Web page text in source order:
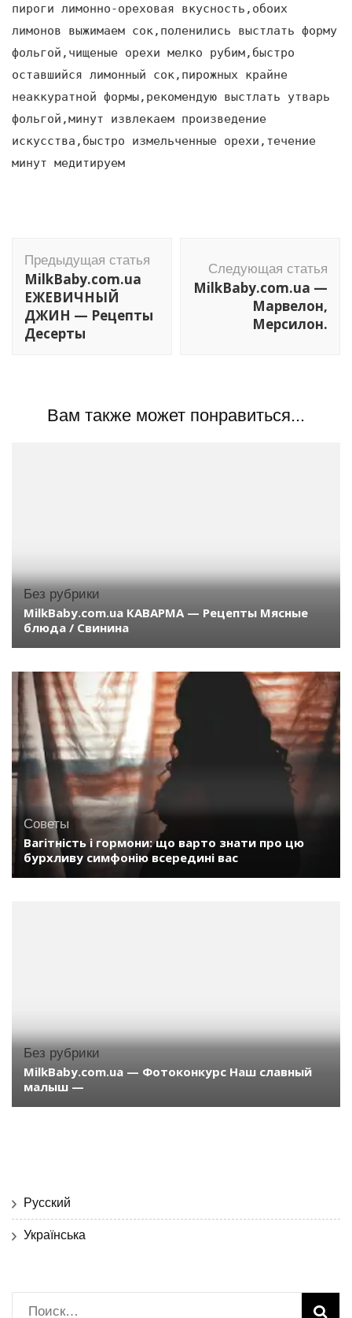
пироги лимонно-ореховая вкусность,обоих
лимонов выжимаем сок,поленились выстлать форму
фольгой,чищеные орехи мелко рубим,быстро
оставшийся лимонный сок,пирожных крайне
неаккуратной формы,рекомендую выстлать утварь
фольгой,минут извлекаем произведение
искусства,быстро измельченные орехи,течение
минут медитируем
по
записям
Предыдущая статья
MilkBaby.com.ua
ЕЖЕВИЧНЫЙ
ДЖИН — Рецепты
Десерты
Следующая статья
MilkBaby.com.ua —
Марвелон,
Мерсилон.
Вам также может понравиться...
Без рубрики
MilkBaby.com.ua КАВАРМА — Рецепты Мясные
блюда / Свинина
Советы
Вагітність і гормони: що варто знати про цю
бурхливу симфонію всередині вас
Без рубрики
MilkBaby.com.ua — Фотоконкурс Наш славный
малыш —
Русский
Українська
Найти: